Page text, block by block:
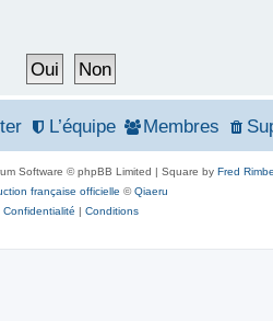
Membres
L’équipe
Software © phpBB Limited | Square by Fred
française officielle ©Qiaeru
Confidentialité | Conditions